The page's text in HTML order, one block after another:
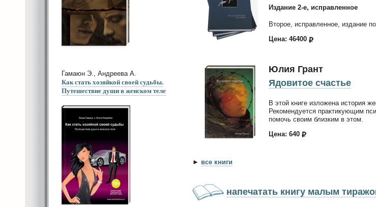
Издание 2-е, исправленное
Второе, исправленное, издание
Цена: 46400
Юлия Грант
Ядовитое счастье
В этой книге изложена история
Рекомендуется практикующим
помочь своим близким в этом.
Цена: 640
► все книги
напечатать книгу малым
Гамаюн Э., Андреева А.
Как стать хозяйкой своей судьбы.
Путешествие души в женском теле